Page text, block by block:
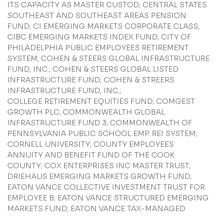
ITS CAPACITY AS MASTER CUSTOD; CENTRAL STATES
SOUTHEAST AND SOUTHEAST AREAS PENSION
FUND; CI EMERGING MARKETS CORPORATE CLASS;
CIBC EMERGING MARKETS INDEX FUND; CITY OF
PHILADELPHIA PUBLIC EMPLOYEES RETIREMENT
SYSTEM; COHEN & STEERS GLOBAL INFRASTRUCTURE
FUND, INC.; COHEN & STEERS GLOBAL LISTED
INFRASTRUCTURE FUND; COHEN & STREERS
INFRASTRUCTURE FUND, INC.;
COLLEGE RETIREMENT EQUITIES FUND; COMGEST
GROWTH PLC; COMMONWEALTH GLOBAL
INFRASTRUCTURE FUND 3; COMMONWEALTH OF
PENNSYLVANIA PUBLIC SCHOOL EMP. REI SYSTEM;
CORNELL UNIVERSITY; COUNTY EMPLOYEES
ANNUITY AND BENEFIT FUND OF THE COOK
COUNTY; COX ENTERPRISES INC MASTER TRUST;
DRIEHAUS EMERGING MARKETS GROWTH FUND;
EATON VANCE COLLECTIVE INVESTMENT TRUST FOR
EMPLOYEE B; EATON VANCE STRUCTURED EMERGING
MARKETS FUND; EATON VANCE TAX-MANAGED
Nome
E-mail
Empresa
Perfil
Grupos